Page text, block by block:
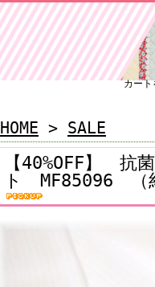
カート
HOME > SALE
【40%OFF】 抗
ト MF85096 （